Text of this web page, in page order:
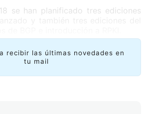
se han planificado tres ediciones
recibir las últimas novedades en
tu mail